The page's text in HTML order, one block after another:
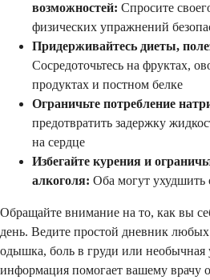
возможностей: Спросите
физических упражнений
Придерживайтесь диеты,
Сосредоточьтесь на фруктах,
продуктах и постном белке
Ограничьте потребление
предотвратить задержку
на сердце
Избегайте курения и
алкоголя: Оба могут
Обращайте внимание на то, как вы
день. Ведите простой дневник
одышка, боль в груди или необычная
информация помогает вашему врачу